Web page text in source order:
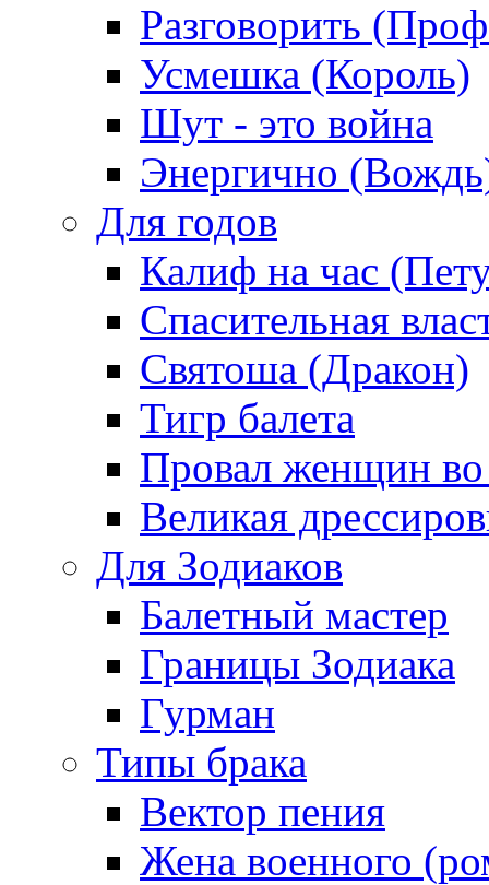
Разговорить
Усмешка (Король)
Шут - это война
Энергично
Для годов
Калиф на час
Спасительная
Святоша (Дракон)
Тигр балета
Провал женщин во
Великая
Для Зодиаков
Балетный мастер
Границы Зодиака
Гурман
Типы брака
Вектор пения
Жена военного